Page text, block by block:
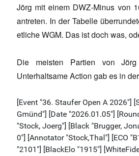
Jörg mit einem DWZ-Minus von
antreten. In der Tabelle
etliche WGM. Das ist doch was,
Die meisten Partien von
Unterhaltsame Action gab es in